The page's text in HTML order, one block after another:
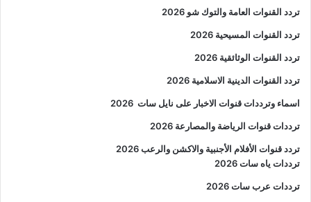
تردد القنوات العامة والتوك شو 2026
تردد القنوات المسيحية 2026
تردد القنوات الوثائقية 2026
تردد القنوات الدينية الاسلامية 2026
اسماء وترددات قنوات الاخبار على نايل سات 2026
ترددات قنوات الرياضة والمصارعة 2026
تردد قنوات الأفلام الأجنبية والاكشن والرعب2026
ترددات ياه سات 2026
ترددات عرب سات 2026